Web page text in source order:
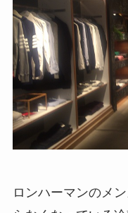
ロンハーマンのメ